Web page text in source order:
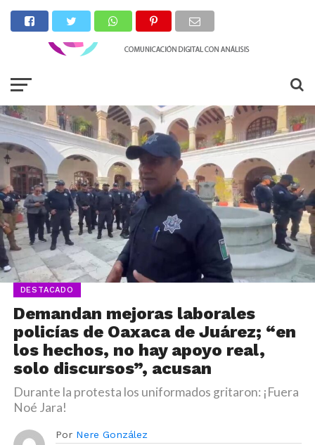
DESTACADO
Demandan mejoras laborales
policías de Oaxaca de Juárez; “en
los hechos, no hay apoyo real,
solo discursos”, acusan
Durante la protesta los uniformados gritaron: ¡Fuera
Noé Jara!
Por Nere González